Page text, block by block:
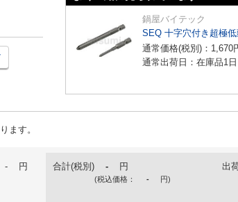
鍋屋バイテック
SEQ 十字穴付き超極
通常価格(税別)： 1,670
通常出荷日：在庫品1日
ます。
- 円 合計(税別) - 円
(税込価格： - 円)
出